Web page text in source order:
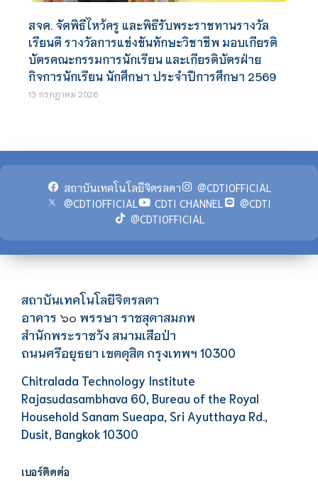
สจด. จัดพิธีไหว้ครู และพิธีรับพระราชทานรางวัล
เรียนดี รางวัลการแข่งขันทักษะวิชาชีพ มอบเกียรติ
บัตรคณะกรรมการนักเรียน และเกียรติบัตรฝ่าย
กิจการนักเรียน นักศึกษา ประจำปีการศึกษา 2569
13 กรกฎาคม 2026
สถาบันเทคโนโลยีจิตรลดา
@CDTIOFFICIAL
@CDTIOFFICIAL
CDTI CHANNEL
@CDTI
@CDTIOFFICIAL
สถาบันเทคโนโลยีจิตรลดา
อาคาร ๖๐ พรรษา ราชสุดาสมภพ
สำนักพระราชวัง สนามเสือป่า
ถนนศรีอยุธยา เขตดุสิต กรุงเทพฯ 10300
Chitralada Technology Institute
Rajasudasambhava 60, Bureau of the Royal
Household Sanam Sueapa, Sri Ayutthaya Rd.,
Dusit, Bangkok 10300
เบอร์ติดต่อ